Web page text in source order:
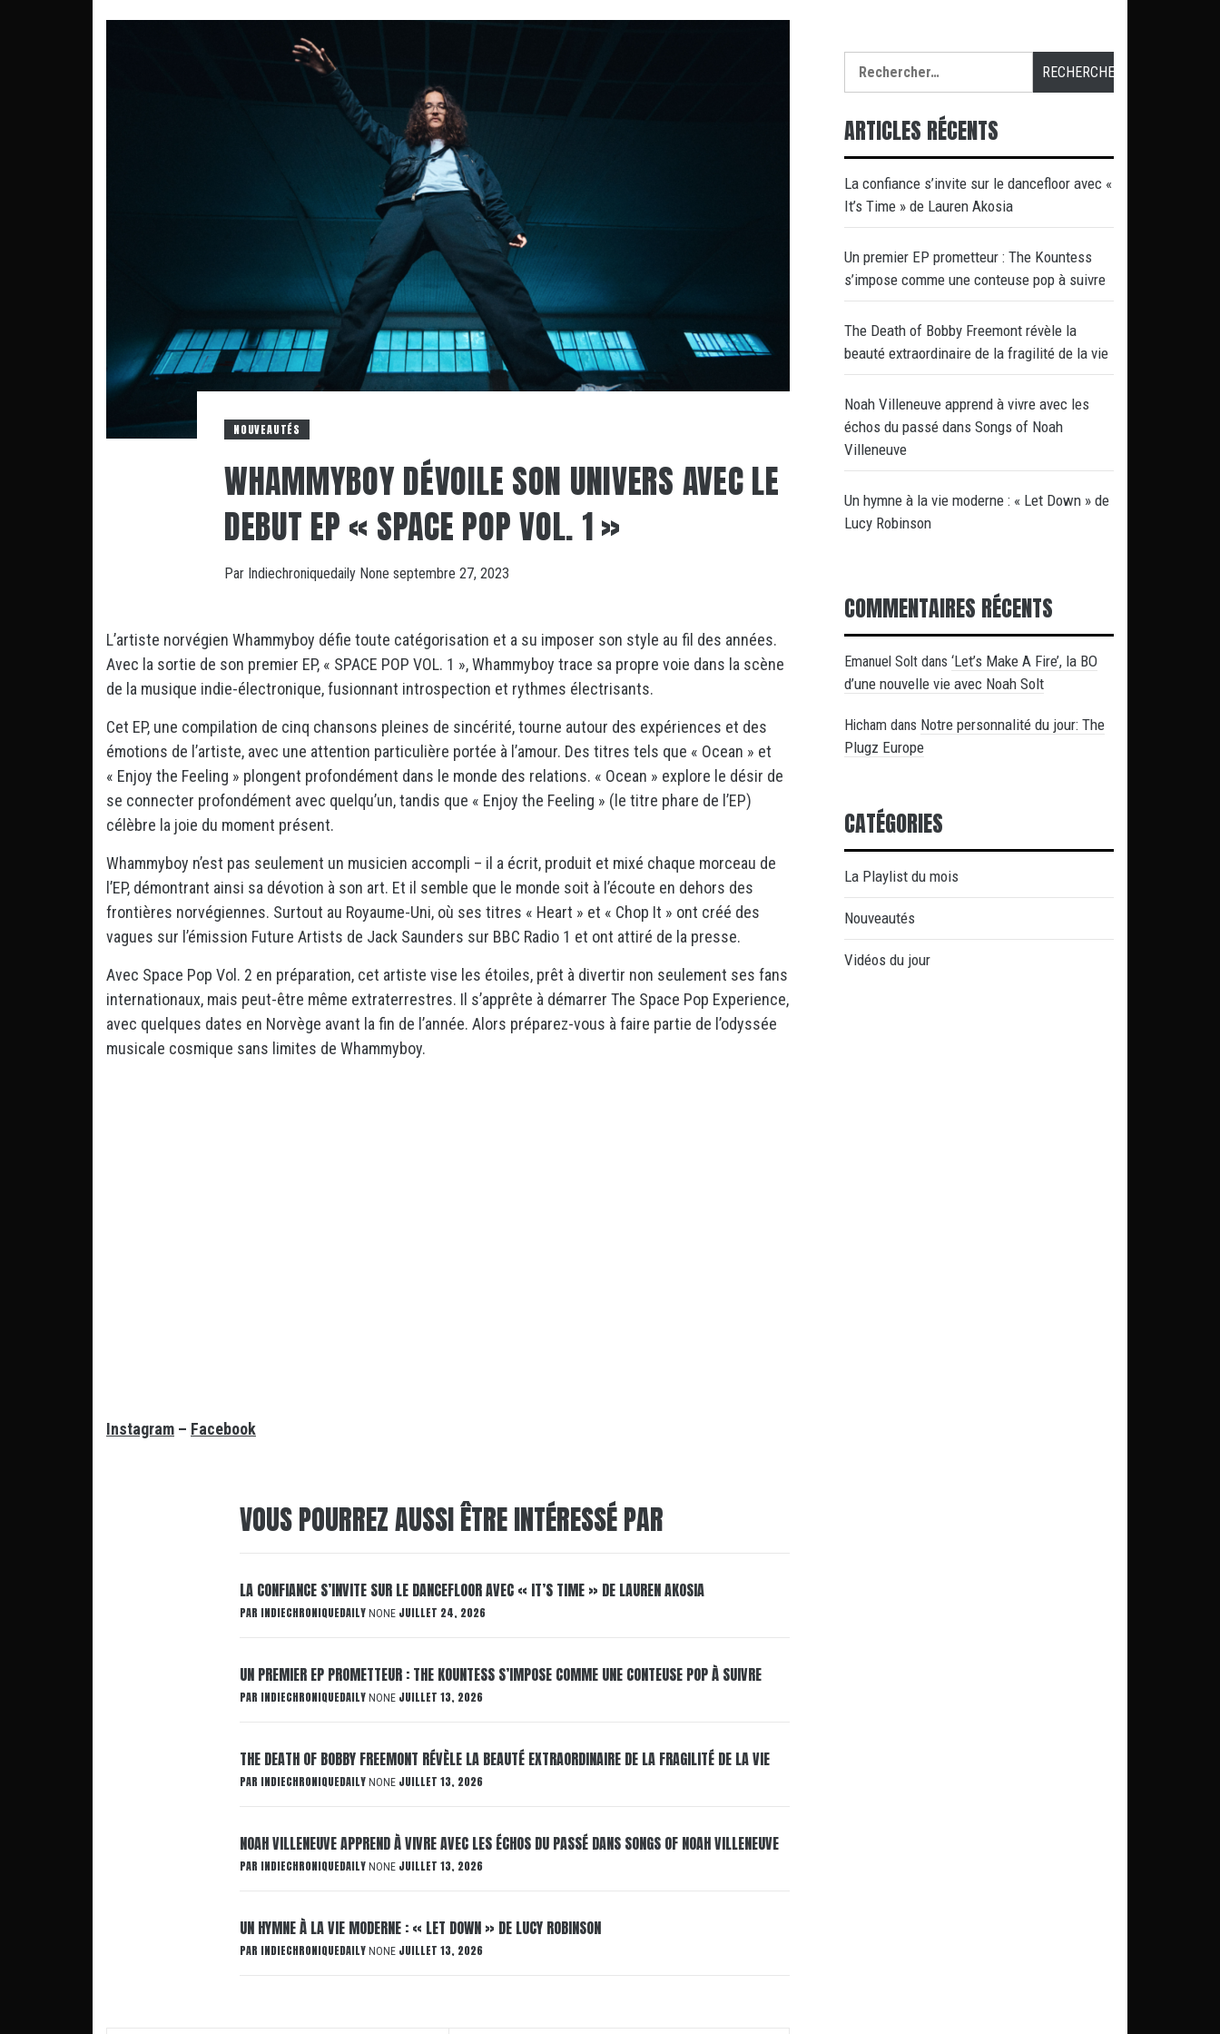
NOUVEAUTÉS
WHAMMYBOY DÉVOILE SON UNIVERS AVEC LE
DEBUT EP « SPACE POP VOL. 1 »
Par Indiechroniquedaily None septembre 27, 2023
L’artiste norvégien Whammyboy défie toute catégorisation et a su imposer son style au fil des années.
Avec la sortie de son premier EP, « SPACE POP VOL. 1 », Whammyboy trace sa propre voie dans la scène
de la musique indie-électronique, fusionnant introspection et rythmes électrisants.
Cet EP, une compilation de cinq chansons pleines de sincérité, tourne autour des expériences et des
émotions de l’artiste, avec une attention particulière portée à l’amour. Des titres tels que « Ocean » et
« Enjoy the Feeling » plongent profondément dans le monde des relations. « Ocean » explore le désir de
se connecter profondément avec quelqu’un, tandis que « Enjoy the Feeling » (le titre phare de l’EP)
célèbre la joie du moment présent.
Whammyboy n’est pas seulement un musicien accompli – il a écrit, produit et mixé chaque morceau de
l’EP, démontrant ainsi sa dévotion à son art. Et il semble que le monde soit à l’écoute en dehors des
frontières norvégiennes. Surtout au Royaume-Uni, où ses titres « Heart » et « Chop It » ont créé des
vagues sur l’émission Future Artists de Jack Saunders sur BBC Radio 1 et ont attiré de la presse.
Avec Space Pop Vol. 2 en préparation, cet artiste vise les étoiles, prêt à divertir non seulement ses fans
internationaux, mais peut-être même extraterrestres. Il s’apprête à démarrer The Space Pop Experience,
avec quelques dates en Norvège avant la fin de l’année. Alors préparez-vous à faire partie de l’odyssée
musicale cosmique sans limites de Whammyboy.
Instagram – Facebook
VOUS POURREZ AUSSI ÊTRE INTÉRESSÉ PAR
LA CONFIANCE S’INVITE SUR LE DANCEFLOOR AVEC « IT’S TIME » DE LAUREN AKOSIA
PAR INDIECHRONIQUEDAILY NONE JUILLET 24, 2026
UN PREMIER EP PROMETTEUR : THE KOUNTESS S’IMPOSE COMME UNE CONTEUSE POP À SUIVRE
PAR INDIECHRONIQUEDAILY NONE JUILLET 13, 2026
THE DEATH OF BOBBY FREEMONT RÉVÈLE LA BEAUTÉ EXTRAORDINAIRE DE LA FRAGILITÉ DE LA VIE
PAR INDIECHRONIQUEDAILY NONE JUILLET 13, 2026
NOAH VILLENEUVE APPREND À VIVRE AVEC LES ÉCHOS DU PASSÉ DANS SONGS OF NOAH VILLENEUVE
PAR INDIECHRONIQUEDAILY NONE JUILLET 13, 2026
UN HYMNE À LA VIE MODERNE : « LET DOWN » DE LUCY ROBINSON
PAR INDIECHRONIQUEDAILY NONE JUILLET 13, 2026
ARTICLES RÉCENTS
La confiance s’invite sur le dancefloor avec «
It’s Time » de Lauren Akosia
Un premier EP prometteur : The Kountess
s’impose comme une conteuse pop à suivre
The Death of Bobby Freemont révèle la
beauté extraordinaire de la fragilité de la vie
Noah Villeneuve apprend à vivre avec les
échos du passé dans Songs of Noah
Villeneuve
Un hymne à la vie moderne : « Let Down » de
Lucy Robinson
COMMENTAIRES RÉCENTS
Emanuel Solt dans ‘Let’s Make A Fire’, la BO
d’une nouvelle vie avec Noah Solt
Hicham dans Notre personnalité du jour: The
Plugz Europe
CATÉGORIES
La Playlist du mois
Nouveautés
Vidéos du jour